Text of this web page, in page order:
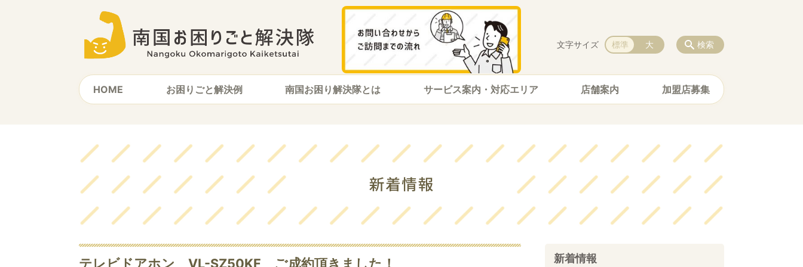
HOME お困りごと解決例 南国お困り解決隊とは サービス案内・対応エリア 店舗案内 加盟店募集
検索
文字サイズ 標準 大
テレビドアホン VL-SZ50KF ご成約頂きました！ 新着情報